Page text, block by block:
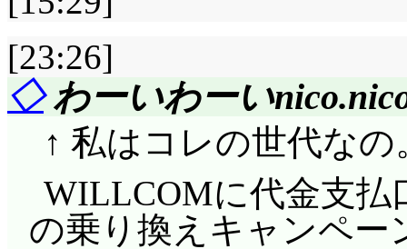
なったりして。駆の
マイメロの携帯電話
面(^^;;; そりゃ逆鱗に
マイメロには一度嗅
「出て行け!」という
れでも充分以上のス
くらいかな? その話を
車に乗る直前, マイメ
返し。ところでこの
いけど(原色レッドの
るいは名鉄のイメー
すね。アナウンスは
くの人に見られてた
なるほどウサミミ仮
商品化するのって,
かな(^^;;; それに, た
恵一は絶対に権利を
若い女性に人気のウ
「聞いてー! 私の友達
評価……☆☆☆☆(前回比
前シリーズとは異な
に「ダー!」を付ける
[23:26]
◇わーいわーい
↑ 私はコレの世代なの
WILLCOMに代金支払
の乗り換えキャンペー